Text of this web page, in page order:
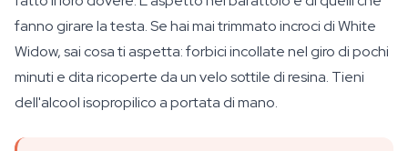
fanno girare la testa. Se hai mai trimmato incroci di White
Widow, sai cosa ti aspetta: forbici incollate nel giro di pochi
minuti e dita ricoperte da un velo sottile di resina. Tieni
dell'alcool isopropilico a portata di mano.